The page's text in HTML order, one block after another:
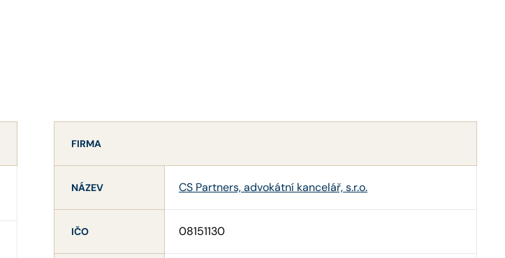
FIRMA
NÁZEV CS Partners, advokátní kancelář, s.r.o.
IČO 08151130